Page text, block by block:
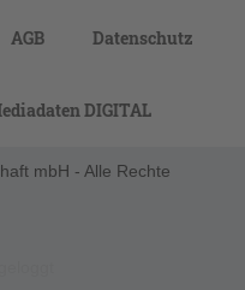
AGB Datenschutz
DIGITAL
mbH - Alle Rechte